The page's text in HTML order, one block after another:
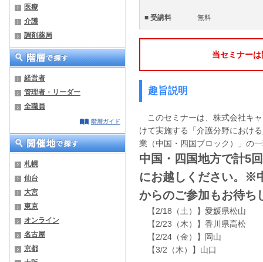
医療
介護
調剤薬局
経営者
管理者・リーダー
全職員
階層ガイド
札幌
仙台
大宮
東京
オンライン
名古屋
京都
■ 受講料 無料
当セミナー
趣旨説明
このセミナーは、株式会社キ
けて実施する「介護分野におけ
業（中国・四国ブロック）」の
中国・四国地方で計5
にお越しください。※
からのご参加もお待ち
【2/18（土）】愛媛県松山
【2/23（木）】香川県高松
【2/24（金）】岡山
【3/2（木）】山口